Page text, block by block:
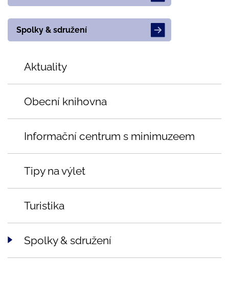
Spolky & sdružení
Aktuality
Obecní knihovna
Informační centrum s minimuzeem
Tipy na výlet
Turistika
Spolky & sdružení